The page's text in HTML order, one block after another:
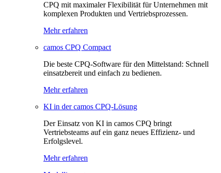
CPQ mit maximaler Flexibilität für Unternehmen mit
komplexen Produkten und Vertriebsprozessen.
Mehr erfahren
camos CPQ Compact
Die beste CPQ-Software für den Mittelstand: Schnell
einsatzbereit und einfach zu bedienen.
Mehr erfahren
KI in der camos CPQ-Lösung
Der Einsatz von KI in camos CPQ bringt
Vertriebsteams auf ein ganz neues Effizienz- und
Erfolgslevel.
Mehr erfahren